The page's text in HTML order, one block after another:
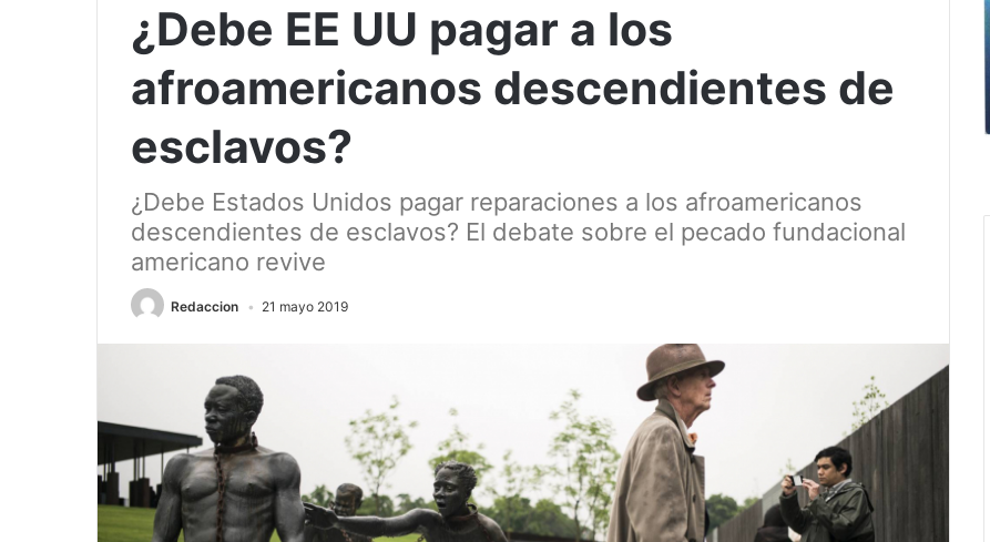
¿Debe EE UU pagar a los
afroamericanos descendientes de
esclavos?
¿Debe Estados Unidos pagar reparaciones a los afroamericanos
descendientes de esclavos? El debate sobre el pecado fundacional
americano revive
Redaccion 21 mayo 2019